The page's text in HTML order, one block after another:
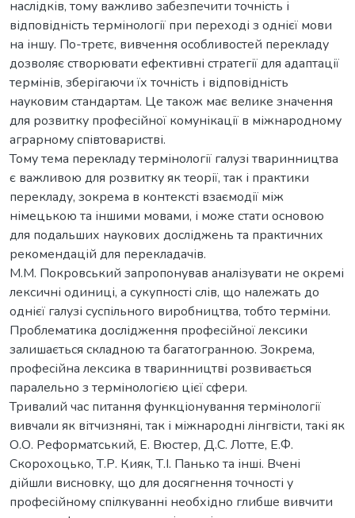
наслідків, тому важливо забезпечити точність і
відповідність термінології при переході з однієї мови
на іншу. По-третє, вивчення особливостей перекладу
дозволяє створювати ефективні стратегії для адаптації
термінів, зберігаючи їх точність і відповідність
науковим стандартам. Це також має велике значення
для розвитку професійної комунікації в міжнародному
аграрному співтоваристві.
Тому тема перекладу термінології галузі тваринництва
є важливою для розвитку як теорії, так і практики
перекладу, зокрема в контексті взаємодії між
німецькою та іншими мовами, і може стати основою
для подальших наукових досліджень та практичних
рекомендацій для перекладачів.
М.М. Покровський запропонував аналізувати не окремі
лексичні одиниці, а сукупності слів, що належать до
однієї галузі суспільного виробництва, тобто терміни.
Проблематика дослідження професійної лексики
залишається складною та багатогранною. Зокрема,
професійна лексика в тваринництві розвивається
паралельно з термінологією цієї сфери.
Тривалий час питання функціонування термінології
вивчали як вітчизняні, так і міжнародні лінгвісти, такі як
О.О. Реформатський, Е. Вюстер, Д.С. Лотте, Е.Ф.
Скорохоцько, Т.Р. Кияк, Т.І. Панько та інші. Вчені
дійшли висновку, що для досягнення точності у
професійному спілкуванні необхідно глибше вивчити